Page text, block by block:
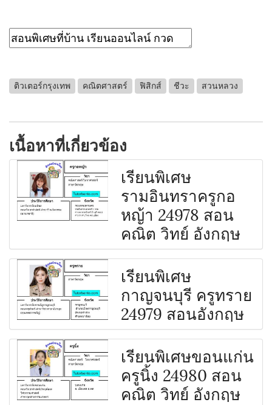
ติวเตอร์กรุงเทพ คณิตศาสตร์ ฟิสิกส์ ชีวะ สวนหลวง
เนื้อหาที่เกี่ยวข้อง
เรียนพิเศษ
รามอินทราครูกอ
หญ้า 24978 สอน
คณิต วิทย์ อังกฤษ
เรียนพิเศษ
กาญจนบุรี ครูทราย
24979 สอนอังกฤษ
เรียนพิเศษขอนแก่น
ครูนิ้ง 24980 สอน
คณิต วิทย์ อังกฤษ